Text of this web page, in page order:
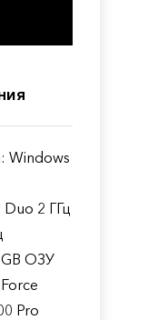
Windows
2 ГГц
ОЗУ
Pro